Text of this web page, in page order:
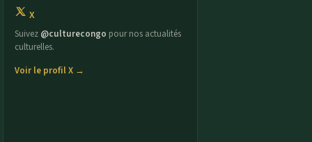
X
Suivez @culturecongo pour nos actualités
culturelles.
Voir le profil X →